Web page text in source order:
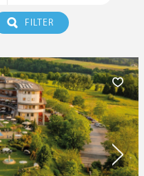
FILTER